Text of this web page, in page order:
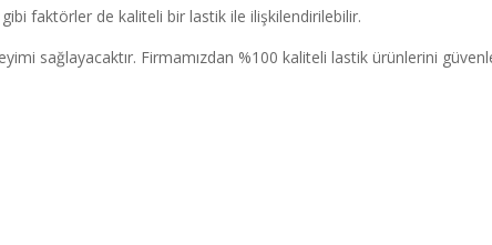
faktörler de kaliteli bir lastik ile ilişkilendirilebilir.
sağlayacaktır. Firmamızdan %100 kaliteli lastik ürünlerini